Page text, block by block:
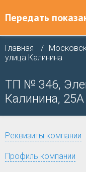
Передать
Главная
улица Калинина
ТП № 346,
Калинина, 25А
Реквизиты компании
Профиль компании